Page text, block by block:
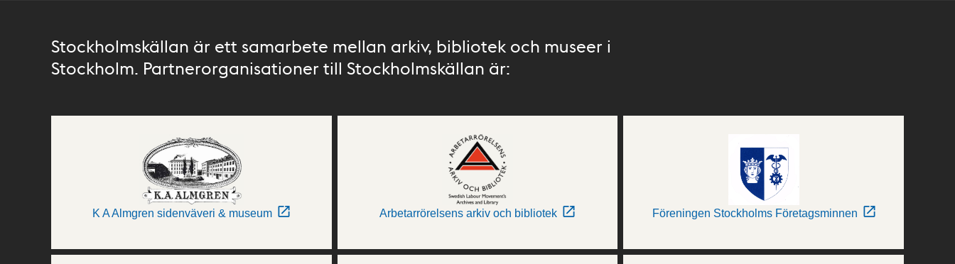
Stockholmskällan är ett samarbete mellan arkiv, bibliotek och museer i
Stockholm. Partnerorganisationer till Stockholmskällan är:
K A Almgren sidenväveri & museum Arbetarrörelsens arkiv och bibliotek Föreningen Stockholms Företagsminnen